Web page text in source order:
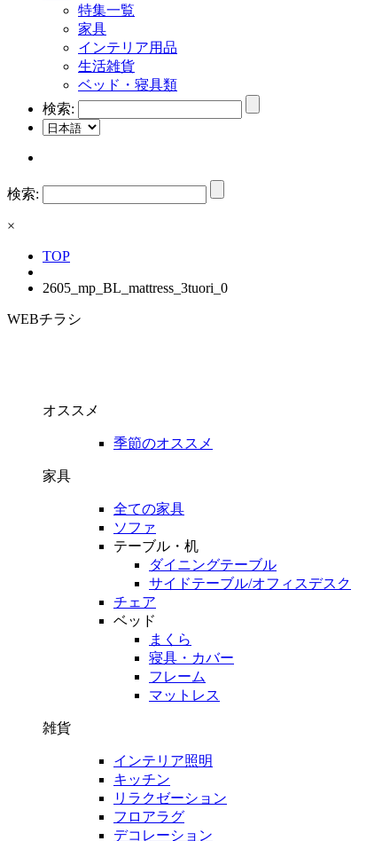
特集一覧
家具
インテリア用品
生活雑貨
ベッド・寝具類
検索:
検索:
×
TOP
2605_mp_BL_mattress_3tuori_0
WEBチラシ
オススメ
季節のオススメ
家具
全ての家具
ソファ
テーブル・机
ダイニングテーブル
サイドテーブル/オフィスデスク
チェア
ベッド
まくら
寝具・カバー
フレーム
マットレス
雑貨
インテリア照明
キッチン
リラクゼーション
フロアラグ
デコレーション